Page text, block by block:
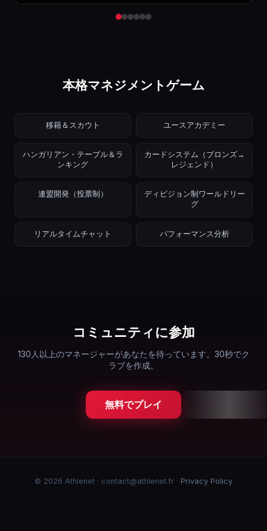
本格マネジメントゲーム
移籍＆スカウト ユースアカデミー
ハンガリアン・テーブル＆ラ
ンキング
カードシステム（ブロンズ→
レジェンド）
連盟開発（投票制）
ディビジョン制ワールドリー
グ
リアルタイムチャット パフォーマンス分析
コミュニティに参加
130人以上のマネージャーがあなたを待っています。30秒でク
ラブを作成。
無料でプレイ
© 2026 Athlenet · contact@athlenet.fr · Privacy Policy